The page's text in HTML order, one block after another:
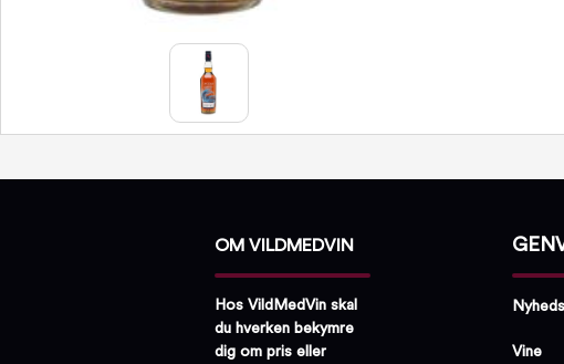
OM VILDMEDVIN
Hos VildMedVin skal
du hverken bekymre
dig om pris eller
Vine